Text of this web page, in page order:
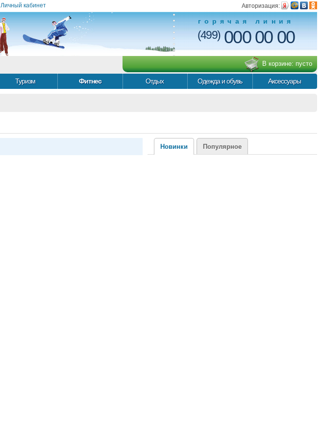
Личный кабинет Авторизация:
горячая линия
(499)000 00 00
В корзине: пусто
Туризм Фитнес Отдых Одежда и обувь Аксессуары
Новинки Популярное